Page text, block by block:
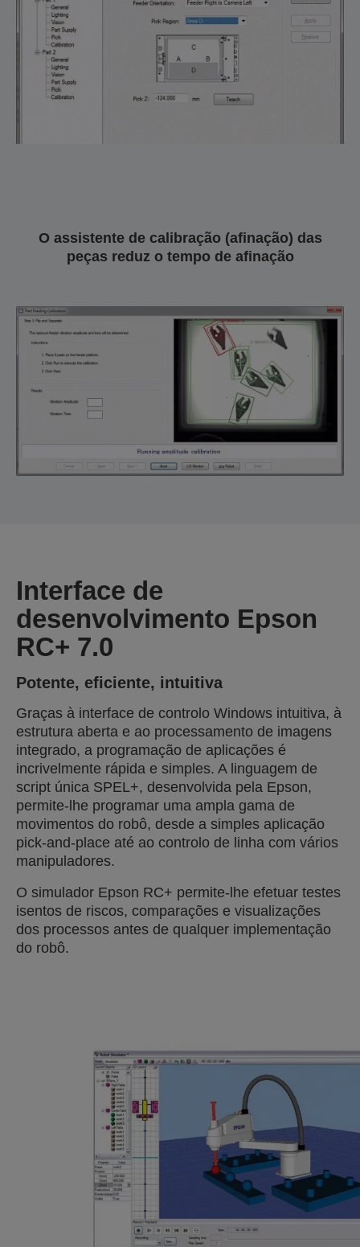
O assistente de calibração (afinação) das
peças reduz o tempo de afinação
Interface de
desenvolvimento Epson
RC+ 7.0
Potente, eficiente, intuitiva
Graças à interface de controlo Windows intuitiva, à
estrutura aberta e ao processamento de imagens
integrado, a programação de aplicações é
incrivelmente rápida e simples. A linguagem de
script única SPEL+, desenvolvida pela Epson,
permite-lhe programar uma ampla gama de
movimentos do robô, desde a simples aplicação
pick-and-place até ao controlo de linha com vários
manipuladores.
O simulador Epson RC+ permite-lhe efetuar testes
isentos de riscos, comparações e visualizações
dos processos antes de qualquer implementação
do robô.